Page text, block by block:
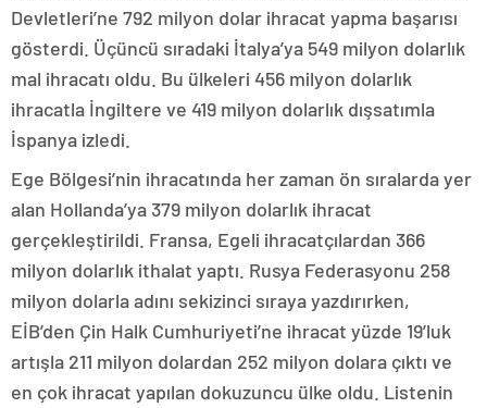
Devletleri’ne 792 milyon dolar ihracat yapma başarısı
gösterdi. Üçüncü sıradaki İtalya’ya 549 milyon dolarlık
mal ihracatı oldu. Bu ülkeleri 456 milyon dolarlık
ihracatla İngiltere ve 419 milyon dolarlık dışsatımla
İspanya izledi.
Ege Bölgesi’nin ihracatında her zaman ön sıralarda yer
alan Hollanda’ya 379 milyon dolarlık ihracat
gerçekleştirildi. Fransa, Egeli ihracatçılardan 366
milyon dolarlık ithalat yaptı. Rusya Federasyonu 258
milyon dolarla adını sekizinci sıraya yazdırırken,
EİB’den Çin Halk Cumhuriyeti’ne ihracat yüzde 19’luk
artışla 211 milyon dolardan 252 milyon dolara çıktı ve
en çok ihracat yapılan dokuzuncu ülke oldu. Listenin